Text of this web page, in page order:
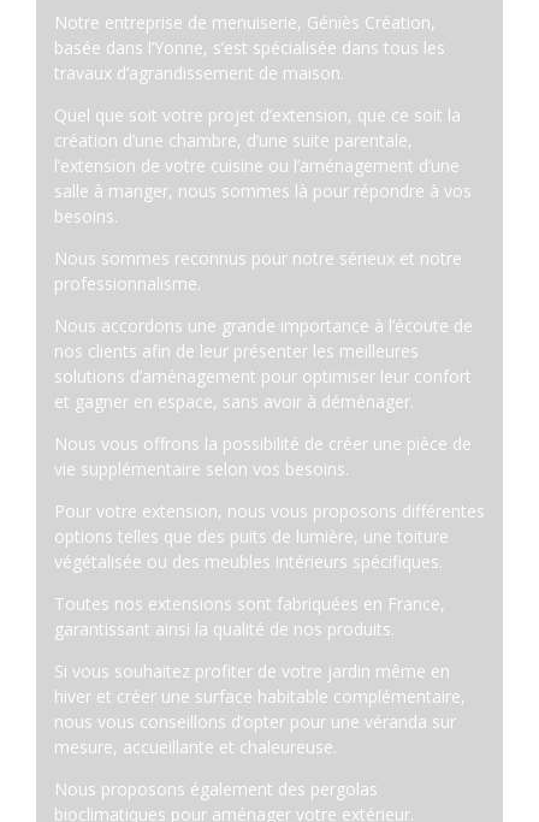
Notre entreprise de menuiserie, Géniès Création,
basée dans l’Yonne, s’est spécialisée dans tous les
travaux d’agrandissement de maison.
Quel que soit votre projet d’extension, que ce soit la
création d’une chambre, d’une suite parentale,
l’extension de votre cuisine ou l’aménagement d’une
salle à manger, nous sommes là pour répondre à vos
besoins.
Nous sommes reconnus pour notre sérieux et notre
professionnalisme.
Nous accordons une grande importance à l’écoute de
nos clients afin de leur présenter les meilleures
solutions d’aménagement pour optimiser leur confort
et gagner en espace, sans avoir à déménager.
Nous vous offrons la possibilité de créer une pièce de
vie supplémentaire selon vos besoins.
Pour votre extension, nous vous proposons différentes
options telles que des puits de lumière, une toiture
végétalisée ou des meubles intérieurs spécifiques.
Toutes nos extensions sont fabriquées en France,
garantissant ainsi la qualité de nos produits.
Si vous souhaitez profiter de votre jardin même en
hiver et créer une surface habitable complémentaire,
nous vous conseillons d’opter pour une véranda sur
mesure, accueillante et chaleureuse.
Nous proposons également des pergolas
bioclimatiques pour aménager votre extérieur.